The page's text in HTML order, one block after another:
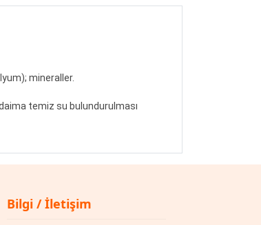
mineraller.
temiz su bulundurulması
Bilgi / İletişim